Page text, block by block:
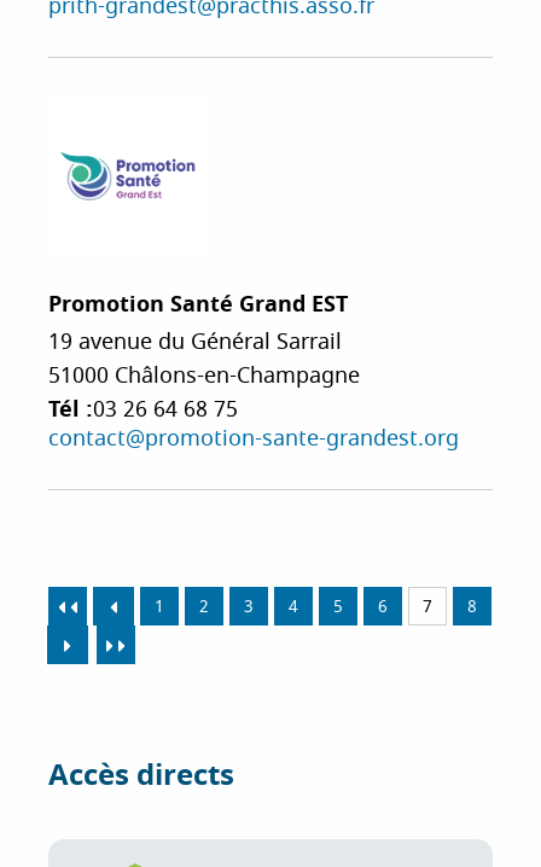
prith-grandest@practhis.asso.fr
Promotion Santé Grand EST
19 avenue du Général Sarrail
51000 Châlons-en-Champagne
Tél :03 26 64 68 75
contact@promotion-sante-grandest.org
1 2 3 4 5 6 7 8
Accès directs